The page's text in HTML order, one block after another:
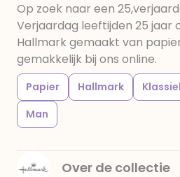
Op zoek naar een
Verjaardag leeftijden 25 jaar
Hallmark gemaakt van
gemakkelijk bij ons online.
Papier Hallmark
Man
Over de collectie